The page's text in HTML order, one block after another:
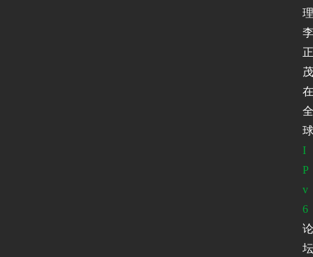
理
李
正
茂
在
全
球
I
P
v
6
论
坛